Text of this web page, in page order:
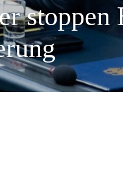
stoppen